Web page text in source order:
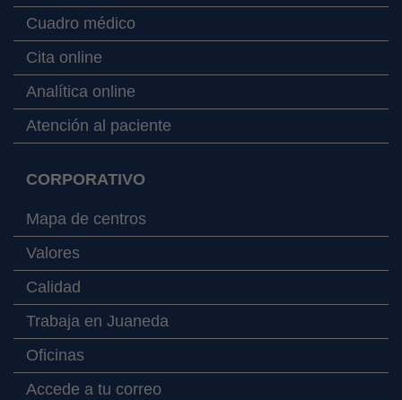
Cuadro médico
Cita online
Analítica online
Atención al paciente
CORPORATIVO
Mapa de centros
Valores
Calidad
Trabaja en Juaneda
Oficinas
Accede a tu correo